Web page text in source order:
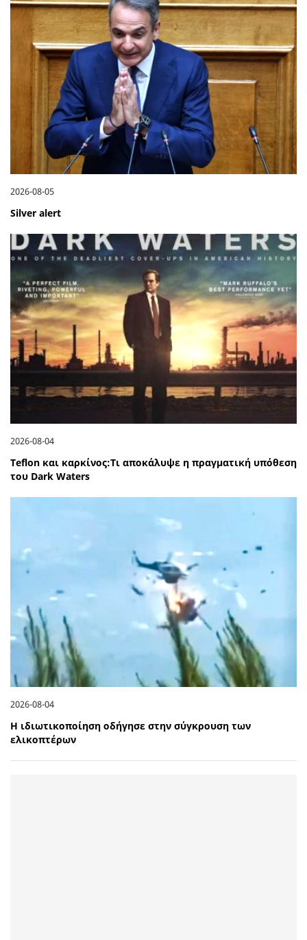
2026-08-05
Silver alert
2026-08-04
Teflon και καρκίνος:Τι αποκάλυψε η πραγματική υπόθεση
του Dark Waters
2026-08-04
Η ιδιωτικοποίηση οδήγησε στην σύγκρουση των
ελικοπτέρων